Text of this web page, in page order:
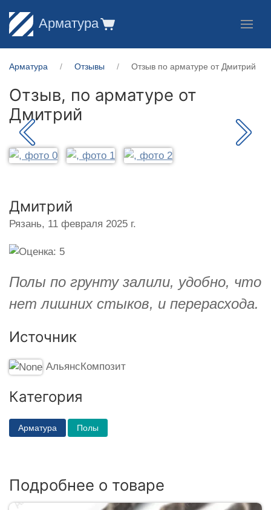
Арматура
Арматура Отзывы Отзыв по арматуре от Дмитрий
Отзыв, по арматуре от
Дмитрий
Дмитрий
Рязань, 11 февраля 2025 г.
Полы по грунту залили, удобно, что
нет лишних стыков, и перерасхода.
Источник
АльянсКомпозит
Категория
Арматура Полы
Подробнее о товаре